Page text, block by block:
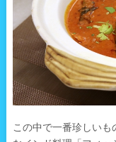
この中で一番珍しい